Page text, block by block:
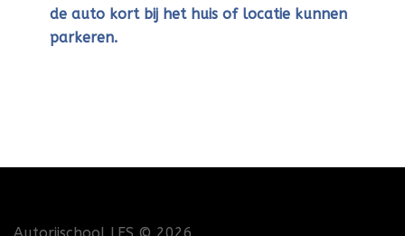
de auto kort bij het huis of locatie kunnen
parkeren.